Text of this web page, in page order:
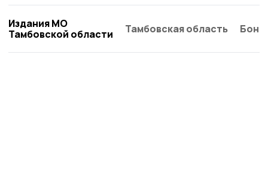
Издания МО
Тамбовской области
Тамбовская область